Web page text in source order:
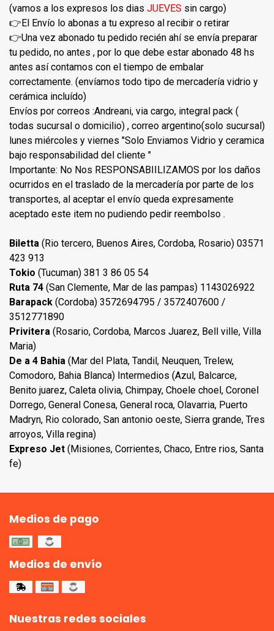
(vamos a los expresos los dias JUEVES sin cargo)
👉El Envío lo abonas a tu expreso al recibir o retirar
👉Una vez abonado tu pedido recién ahí se envía preparar
tu pedido, no antes , por lo que debe estar abonado 48 hs
antes así contamos con el tiempo de embalar
correctamente. (envíamos todo tipo de mercadería vidrio y
cerámica incluído)
Envíos por correos :Andreani, via cargo, integral pack (
todas sucursal o domicilio) , correo argentino(solo sucursal)
lunes miércoles y viernes "Solo Enviamos Vidrio y ceramica
bajo responsabilidad del cliente "
Importante: No Nos RESPONSABIILIZAMOS por los daños
ocurridos en el traslado de la mercadería por parte de los
transportes, al aceptar el envío queda expresamente
aceptado este item no pudiendo pedir reembolso .
Biletta (Rio tercero, Buenos Aires, Cordoba, Rosario) 03571
423 913
Tokio (Tucuman) 381 3 86 05 54
Ruta 74 (San Clemente, Mar de las pampas) 1143026922
Barapack (Cordoba) 3572694795 / 3572407600 /
3512771890
Privitera (Rosario, Cordoba, Marcos Juarez, Bell ville, Villa
Maria)
De a 4 Bahia (Mar del Plata, Tandil, Neuquen, Trelew,
Comodoro, Bahia Blanca) Intermedios (Azul, Balcarce,
Benito juarez, Caleta olivia, Chimpay, Choele choel, Coronel
Dorrego, General Conesa, General roca, Olavarria, Puerto
Madryn, Rio colorado, San antonio oeste, Sierra grande, Tres
arroyos, Villa regina)
Expreso Jet (Misiones, Corrientes, Chaco, Entre rios, Santa
fe)
Medios de pago
Medios de envío
Nuestras redes sociales